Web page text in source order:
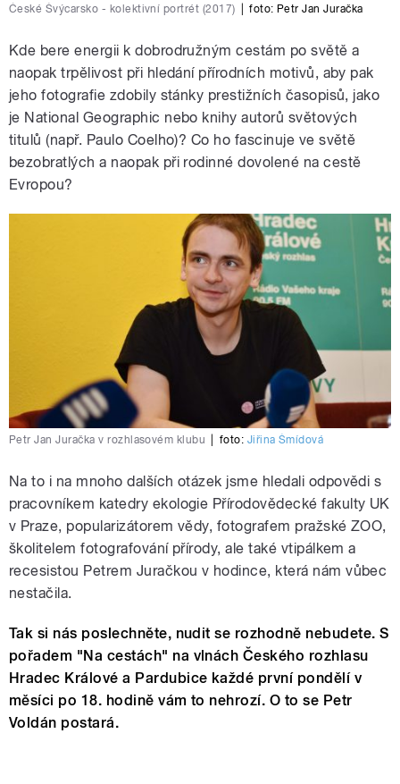
České Švýcarsko - kolektivní portrét (2017) foto: Petr Jan Juračka
Kde bere energii k dobrodružným cestám po světě a
naopak trpělivost při hledání přírodních motivů, aby pak
jeho fotografie zdobily stánky prestižních časopisů, jako
je National Geographic nebo knihy autorů světových
titulů (např. Paulo Coelho)? Co ho fascinuje ve světě
bezobratlých a naopak při rodinné dovolené na cestě
Evropou?
Petr Jan Juračka v rozhlasovém klubu foto: Jiřina Šmídová
Na to i na mnoho dalších otázek jsme hledali odpovědi s
pracovníkem katedry ekologie Přírodovědecké fakulty UK
v Praze, popularizátorem vědy, fotografem pražské ZOO,
školitelem fotografování přírody, ale také vtipálkem a
recesistou Petrem Juračkou v hodince, která nám vůbec
nestačila.
Tak si nás poslechněte, nudit se rozhodně nebudete. S
pořadem "Na cestách" na vlnách Českého rozhlasu
Hradec Králové a Pardubice každé první pondělí v
měsíci po 18. hodině vám to nehrozí. O to se Petr
Voldán postará.